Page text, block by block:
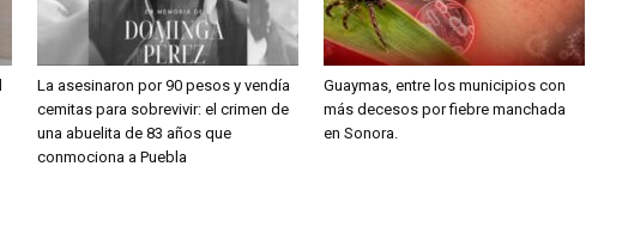
La asesinaron por 90 pesos y vendía
cemitas para sobrevivir: el crimen de
una abuelita de 83 años que
conmociona a Puebla
Guaymas, entre los municipios con
más decesos por fiebre manchada
en Sonora.